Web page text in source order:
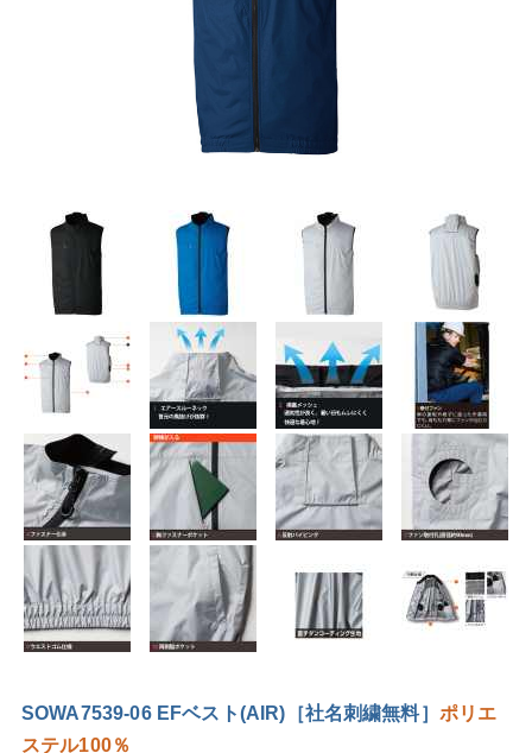
SOWA7539-06 EFベスト(AIR)［社名刺繍無料］ ポリエ
ステル100％